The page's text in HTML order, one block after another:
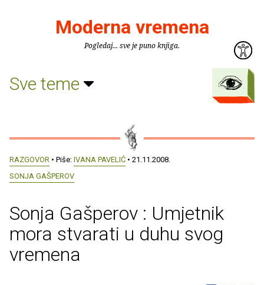
Moderna vremena
Pogledaj... sve je puno knjiga.
Sve teme
RAZGOVOR • Piše: IVANA PAVELIĆ • 21.11.2008.
SONJA GAŠPEROV
Sonja Gašperov : Umjetnik
mora stvarati u duhu svog
vremena